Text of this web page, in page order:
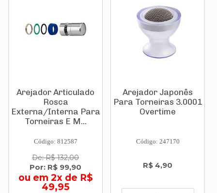
Arejador Articulado
Rosca
Externa/Interna Para
Torneiras E M...
Código: 812587
De: R$ 132,00
Por: R$ 99,90
ou em 2x de R$
49,95
Arejador Japonês
Para Torneiras 3.0001
Overtime
Código: 247170
R$ 4,90